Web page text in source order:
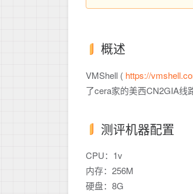
概述
VMShell ( https://
了cera家的美西CN2GIA线
测评机器配置
CPU：1v
内存：256M
硬盘：8G